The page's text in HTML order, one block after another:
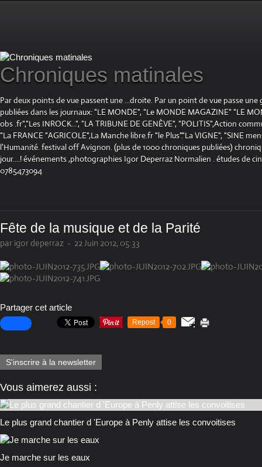
Chroniques matinales
Par deux points de vue passent une ...droite. Par un point de vue passe
publiées dans les journaux: "LE MONDE", "Le MONDE MAGAZINE" "LE
obs .fr","Les INROCK...", "LA TRIBUNE DE GENÈVE", "POLITIS",Action
"La FRANCE "AGRICOLE",La Manche libre.fr "le Plus"."La VIGNE", "SINE
l'Humanité. festival off Avignon. (plus de 1000 chroniques publiées)
jour....! événements ,photographies Igor Deperraz Normalien . études de
0785473094
Fête de la musique et de la Parité
par igor deperraz - 22 Juin 2012, 05:33
Partager cet article
Repost 0
S'inscrire à la newsletter
Vous aimerez aussi :
Le plus grand chantier d 'Europe à Penly attise les convoitises
Je marche sur les eaux